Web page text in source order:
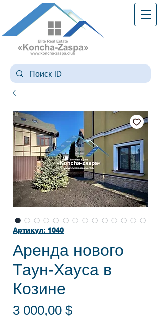
Артикул: 1040
Аренда нового
Таун-Хауса в
Козине
3 000,00 $Цена